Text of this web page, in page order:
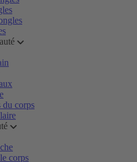
du corps
corps